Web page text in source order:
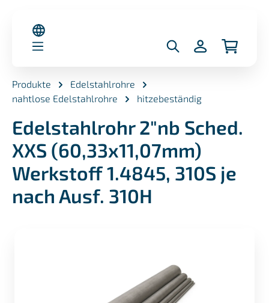
Produkte
Edelstahlrohre
nahtlose Edelstahlrohre
hitzebeständig
Edelstahlrohr 2"nb Sched.
XXS (60,33x11,07mm)
Werkstoff 1.4845, 310S je
nach Ausf. 310H